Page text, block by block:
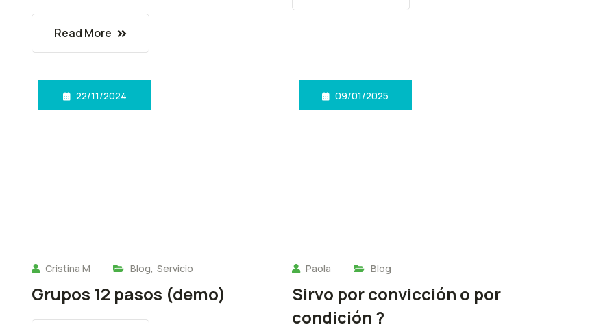
Read More
22/11/2024
Cristina M Blog, Servicio
Grupos 12 pasos (demo)
09/01/2025
Paola Blog
Sirvo por convicción o por
condición ?